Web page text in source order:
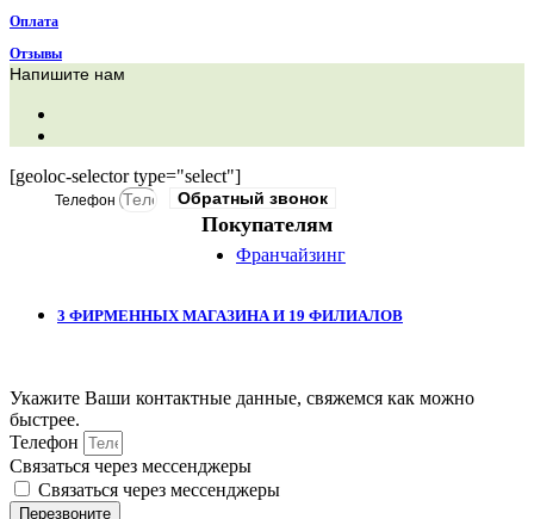
Оплата
Отзывы
Напишите нам
[geoloc-selector type="select"]
Телефон Обратный звонок
Покупателям
Франчайзинг
3 ФИРМЕННЫХ МАГАЗИНА И 19 ФИЛИАЛОВ
Укажите Ваши контактные данные, свяжемся как можно
быстрее.
Телефон
Связаться через мессенджеры
Связаться через мессенджеры
Перезвоните